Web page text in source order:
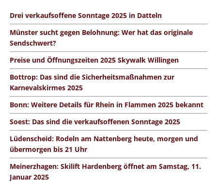
Drei verkaufsoffene Sonntage 2025 in Datteln
Münster sucht gegen Belohnung: Wer hat das originale
Sendschwert?
Preise und Öffnungszeiten 2025 Skywalk Willingen
Bottrop: Das sind die Sicherheitsmaßnahmen zur
Karnevalskirmes 2025
Bonn: Weitere Details für Rhein in Flammen 2025 bekannt
Soest: Das sind die verkaufsoffenen Sonntage 2025
Lüdenscheid: Rodeln am Nattenberg heute, morgen und
übermorgen bis 21 Uhr
Meinerzhagen: Skilift Hardenberg öffnet am Samstag, 11.
Januar 2025